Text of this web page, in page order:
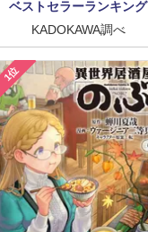
ベストセラーランキング
KADOKAWA調べ
1位